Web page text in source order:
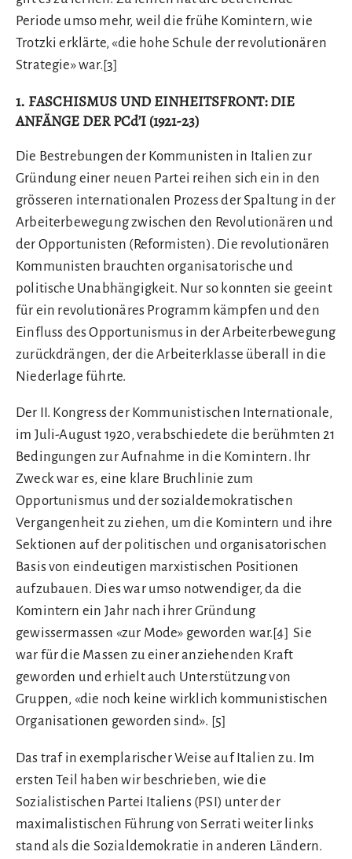
Periode umso mehr, weil die frühe Komintern, wie
Trotzki erklärte, «die hohe Schule der revolutionären
Strategie» war. [3]
1. FASCHISMUS UND EINHEITSFRONT: DIE
ANFÄNGE DER PCd’I (1921-23)
Die Bestrebungen der Kommunisten in Italien zur
Gründung einer neuen Partei reihen sich ein in den
grösseren internationalen Prozess der Spaltung in der
Arbeiterbewegung zwischen den Revolutionären und
der Opportunisten (Reformisten). Die revolutionären
Kommunisten brauchten organisatorische und
politische Unabhängigkeit. Nur so konnten sie geeint
für ein revolutionäres Programm kämpfen und den
Einfluss des Opportunismus in der Arbeiterbewegung
zurückdrängen, der die Arbeiterklasse überall in die
Niederlage führte.
Der II. Kongress der Kommunistischen Internationale,
im Juli-August 1920, verabschiedete die berühmten 21
Bedingungen zur Aufnahme in die Komintern. Ihr
Zweck war es, eine klare Bruchlinie zum
Opportunismus und der sozialdemokratischen
Vergangenheit zu ziehen, um die Komintern und ihre
Sektionen auf der politischen und organisatorischen
Basis von eindeutigen marxistischen Positionen
aufzubauen. Dies war umso notwendiger, da die
Komintern ein Jahr nach ihrer Gründung
gewissermassen «zur Mode» geworden war. [4] Sie
war für die Massen zu einer anziehenden Kraft
geworden und erhielt auch Unterstützung von
Gruppen, «die noch keine wirklich kommunistischen
Organisationen geworden sind». [5]
Das traf in exemplarischer Weise auf Italien zu. Im
ersten Teil haben wir beschrieben, wie die
Sozialistischen Partei Italiens (PSI) unter der
maximalistischen Führung von Serrati weiter links
stand als die Sozialdemokratie in anderen Ländern.